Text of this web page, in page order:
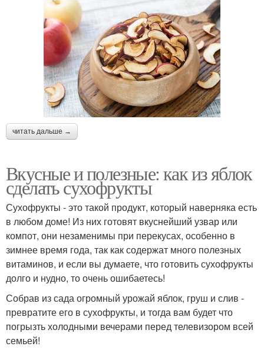
читать дальше →
Вкусные и полезные: как из яблок
сделать сухофрукты
Сухофрукты - это такой продукт, который наверняка есть
в любом доме! Из них готовят вкуснейший узвар или
компот, они незаменимы при перекусах, особенно в
зимнее время года, так как содержат много полезных
витаминов, и если вы думаете, что готовить сухофрукты
долго и нудно, то очень ошибаетесь!
Собрав из сада огромный урожай яблок, груш и слив -
превратите его в сухофрукты, и тогда вам будет что
погрызть холодными вечерами перед телевизором всей
семьей!